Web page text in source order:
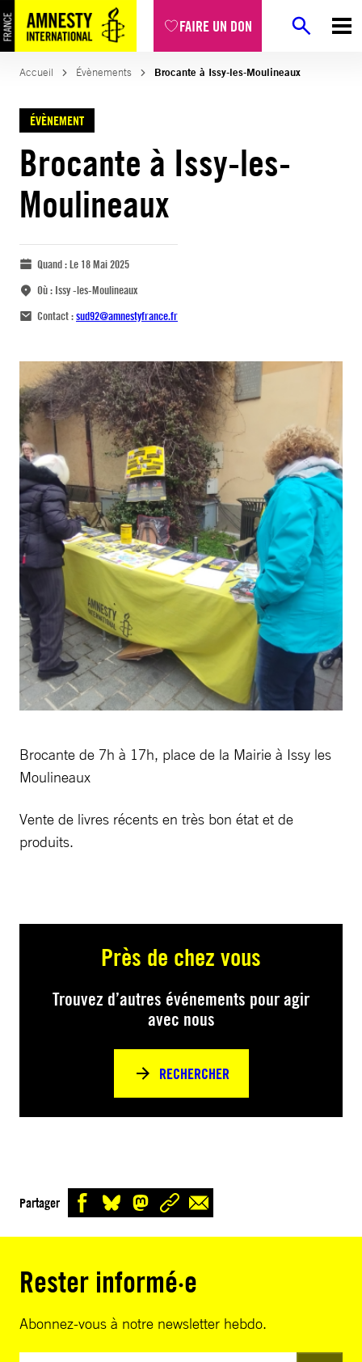
FAIRE UN DON
Accueil Évènements Brocante à Issy-les-Moulineaux
ÉVÈNEMENT
Brocante à Issy-les-
Moulineaux
Quand :Le 18 Mai 2025
Où : Issy -les-Moulineaux
Contact :sud92@amnestyfrance.fr
Brocante de 7h à 17h, place de la Mairie à Issy les
Moulineaux
Vente de livres récents en très bon état et de
produits.
Près de chez vous
Trouvez d’autres événements pour agir
avec nous
RECHERCHER
Partager
Rester informé·e
Abonnez-vous à notre newsletter hebdo.